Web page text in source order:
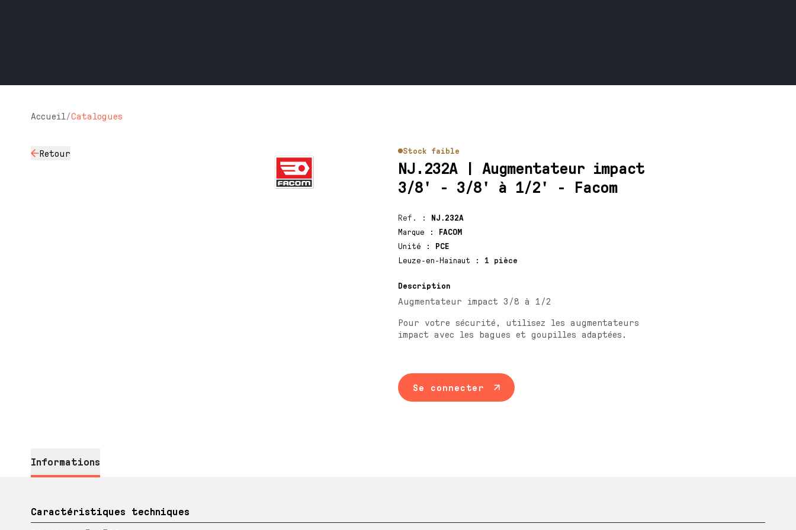
Accueil/Catalogues
Retour Stock faible
NJ.232A | Augmentateur impact
3/8' - 3/8' à 1/2' - Facom
Ref. : NJ.232A
Marque
:
FACOM
Unité
:
PCE
Leuze-en-Hainaut
: 1 pièce
Description
Augmentateur impact 3/8 à 1/2
Pour votre sécurité, utilisez les augmentateurs
impact avec les bagues et goupilles adaptées.
Se connecter
Informations
Caractéristiques techniques